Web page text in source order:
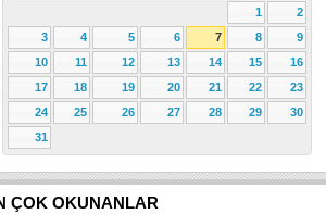
1
2
3
4 5 6 7 8
9
10
11 12 13 14 15
16
17
18 19 20 21 22
23
24
25 26 27 28 29
30
31
ÇOK OKUNANLAR